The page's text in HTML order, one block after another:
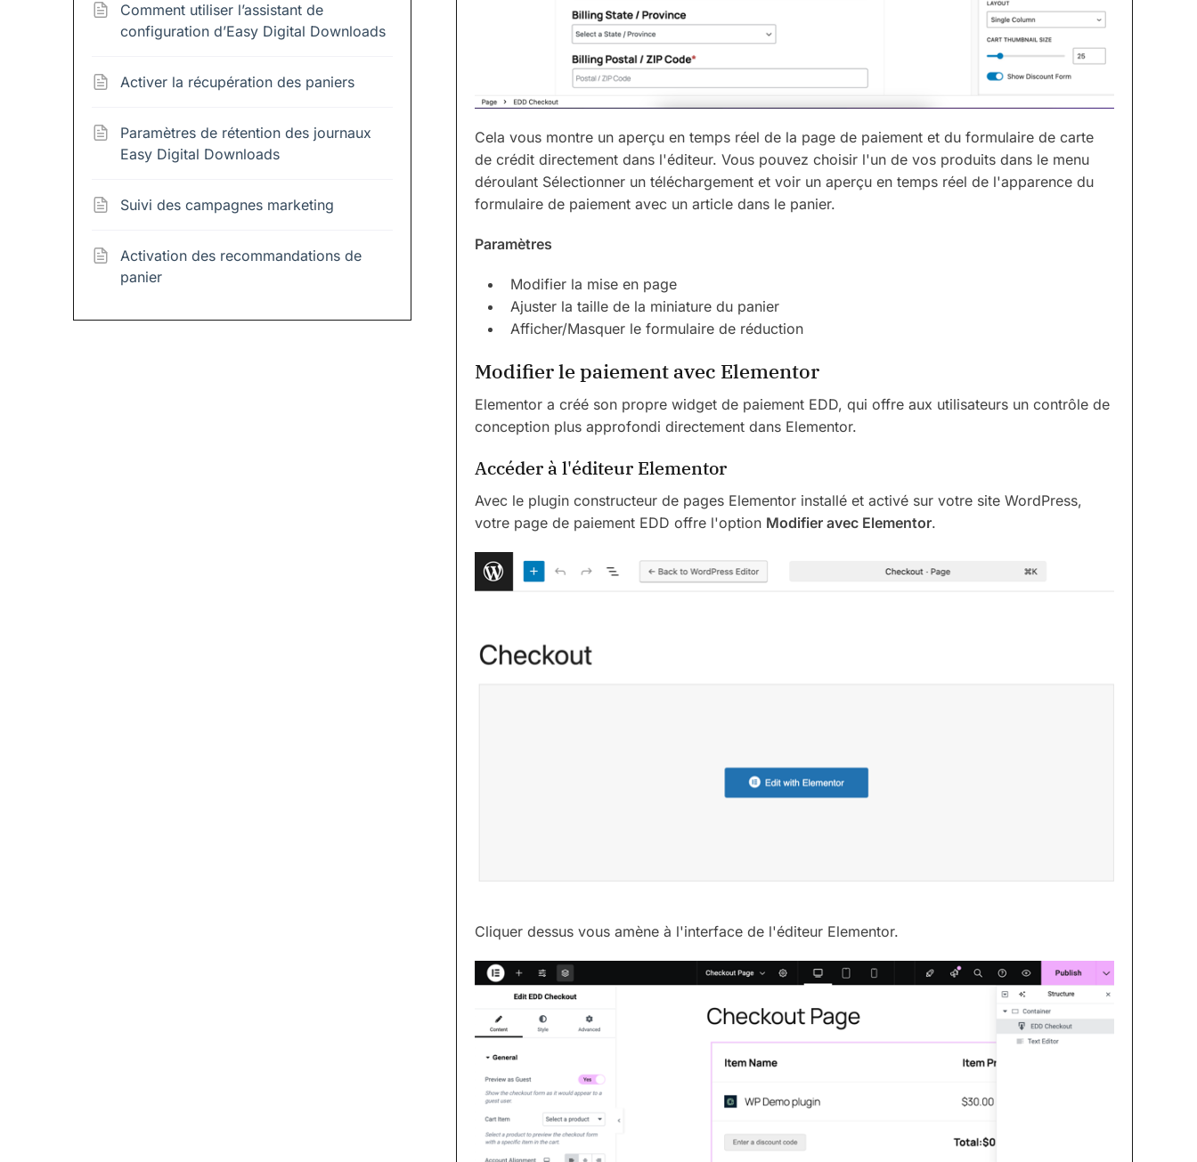
Comment utiliser l’assistant de
configuration d’Easy Digital Downloads
Activer la récupération des paniers
Paramètres de rétention des journaux
Easy Digital Downloads
Suivi des campagnes marketing
Activation des recommandations de
panier
Cela vous montre un aperçu en temps réel de la page de paiement et du formulaire de carte
de crédit directement dans l'éditeur. Vous pouvez choisir l'un de vos produits dans le menu
déroulant Sélectionner un téléchargement et voir un aperçu en temps réel de l'apparence du
formulaire de paiement avec un article dans le panier.
Paramètres
Modifier la mise en page
Ajuster la taille de la miniature du panier
Afficher/Masquer le formulaire de réduction
Modifier le paiement avec Elementor
Elementor a créé son propre widget de paiement EDD, qui offre aux utilisateurs un contrôle de
conception plus approfondi directement dans Elementor.
Accéder à l'éditeur Elementor
Avec le plugin constructeur de pages Elementor installé et activé sur votre site WordPress,
votre page de paiement EDD offre l'option Modifier avec Elementor.
Cliquer dessus vous amène à l'interface de l'éditeur Elementor.